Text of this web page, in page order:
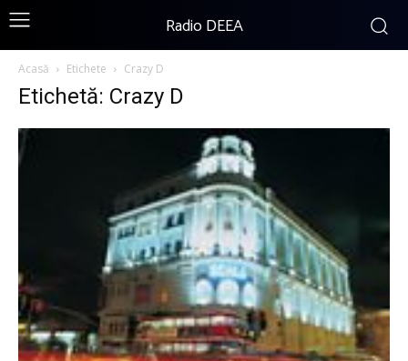
Radio DEEA
Acasă Etichete Crazy D
Etichetă: Crazy D